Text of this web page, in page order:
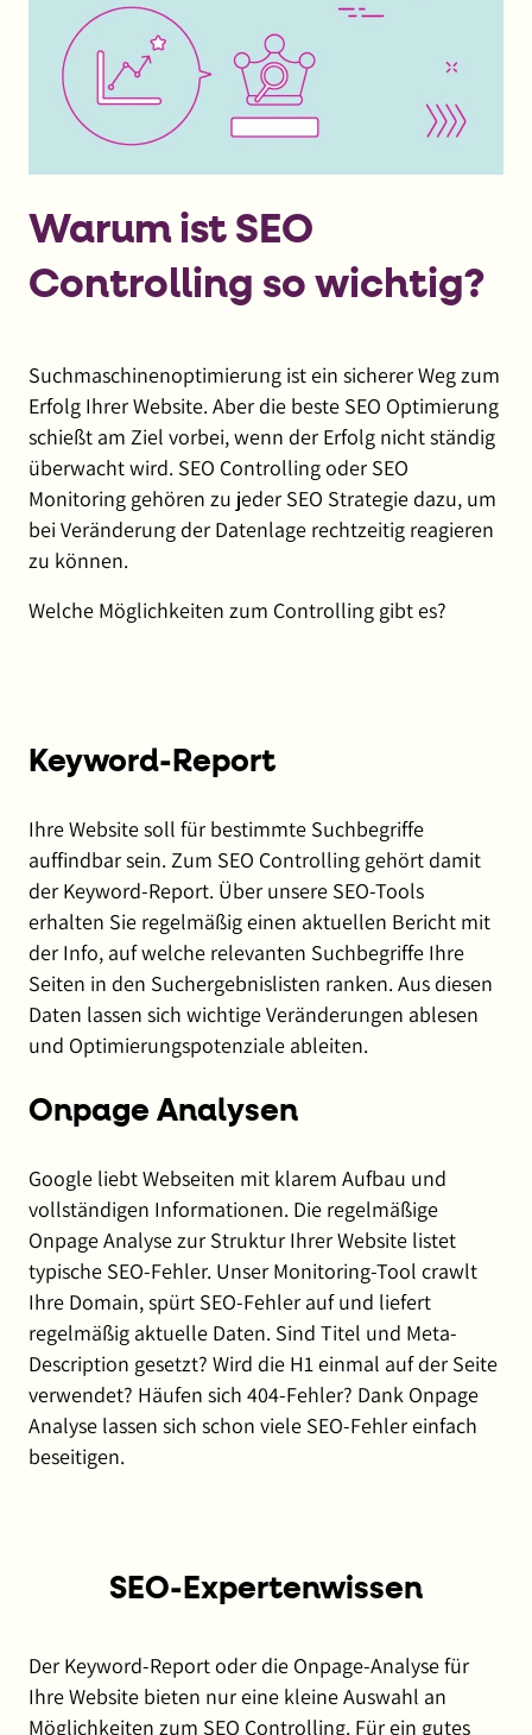
Warum ist SEO
Controlling so wichtig?
Suchmaschinenoptimierung ist ein sicherer Weg zum
Erfolg Ihrer Website. Aber die beste SEO Optimierung
schießt am Ziel vorbei, wenn der Erfolg nicht ständig
überwacht wird. SEO Controlling oder SEO
Monitoring gehören zu jeder SEO Strategie dazu, um
bei Veränderung der Datenlage rechtzeitig reagieren
zu können.
Welche Möglichkeiten zum Controlling gibt es?
Keyword-Report
Ihre Website soll für bestimmte Suchbegriffe
auffindbar sein. Zum SEO Controlling gehört damit
der Keyword-Report. Über unsere SEO-Tools
erhalten Sie regelmäßig einen aktuellen Bericht mit
der Info, auf welche relevanten Suchbegriffe Ihre
Seiten in den Suchergebnislisten ranken. Aus diesen
Daten lassen sich wichtige Veränderungen ablesen
und Optimierungspotenziale ableiten.
Onpage Analysen
Google liebt Webseiten mit klarem Aufbau und
vollständigen Informationen. Die regelmäßige
Onpage Analyse zur Struktur Ihrer Website listet
typische SEO-Fehler. Unser Monitoring-Tool crawlt
Ihre Domain, spürt SEO-Fehler auf und liefert
regelmäßig aktuelle Daten. Sind Titel und Meta-
Description gesetzt? Wird die H1 einmal auf der Seite
verwendet? Häufen sich 404-Fehler? Dank Onpage
Analyse lassen sich schon viele SEO-Fehler einfach
beseitigen.
SEO-Expertenwissen
Der Keyword-Report oder die Onpage-Analyse für
Ihre Website bieten nur eine kleine Auswahl an
Möglichkeiten zum SEO Controlling. Für ein gutes